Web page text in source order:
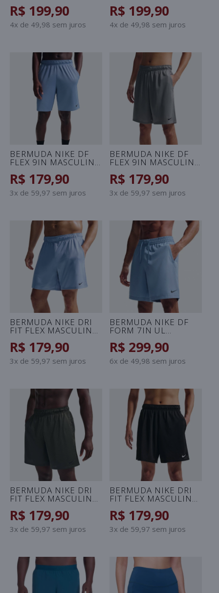
R$ 199,90
4x de 49,98 sem juros
R$ 199,90
4x de 49,98 sem juros
BERMUDA NIKE DF
FLEX 9IN MASCULINA
R$ 179,90
3x de 59,97 sem juros
BERMUDA NIKE DF
FLEX 9IN MASCULINA
R$ 179,90
3x de 59,97 sem juros
BERMUDA NIKE DRI
FIT FLEX MASCULINA
R$ 179,90
3x de 59,97 sem juros
BERMUDA NIKE DF
FORM 7IN UL
CELESTE
R$ 299,90
6x de 49,98 sem juros
BERMUDA NIKE DRI
FIT FLEX MASCULINA
R$ 179,90
3x de 59,97 sem juros
BERMUDA NIKE DRI
FIT FLEX MASCULINA
R$ 179,90
3x de 59,97 sem juros